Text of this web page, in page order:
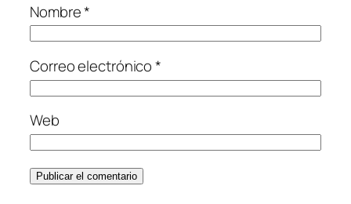
Nombre*
Correo electrónico*
Web